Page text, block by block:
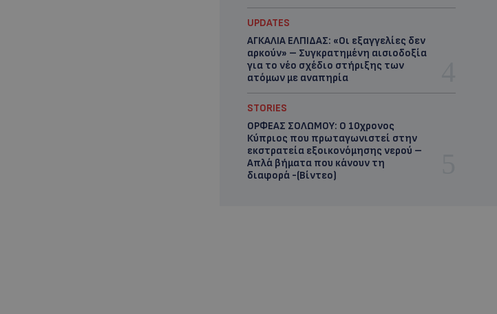
UPDATES
ΑΓΚΑΛΙΑ ΕΛΠΙΔΑΣ: «Οι εξαγγελίες δεν
αρκούν» – Συγκρατημένη αισιοδοξία
για το νέο σχέδιο στήριξης των
ατόμων με αναπηρία
STORIES
ΟΡΦΕΑΣ ΣΟΛΩΜΟΥ: Ο 10χρονος
Κύπριος που πρωταγωνιστεί στην
εκστρατεία εξοικονόμησης νερού –
Απλά βήματα που κάνουν τη
διαφορά -(Βίντεο)